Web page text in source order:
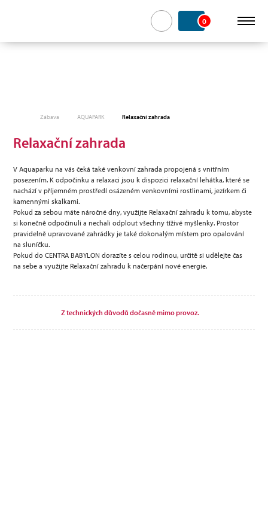
0
Zábava AQUAPARK Relaxační zahrada
Relaxační zahrada
V Aquaparku na vás čeká také venkovní zahrada propojená s vnitřním
posezením. K odpočinku a relaxaci jsou k dispozici relaxační lehátka, které se
nachází v příjemném prostředí osázeném venkovními rostlinami, jezírkem či
kamennými skalkami.
Pokud za sebou máte náročné dny, využijte Relaxační zahradu k tomu, abyste
si konečně odpočinuli a nechali odplout všechny tíživé myšlenky. Prostor
pravidelně upravované zahrádky je také dokonalým místem pro opalování
na sluníčku.
Pokud do CENTRA BABYLON dorazíte s celou rodinou, určitě si udělejte čas
na sebe a využijte Relaxační zahradu k načerpání nové energie.
Z technických důvodů dočasně mimo provoz.